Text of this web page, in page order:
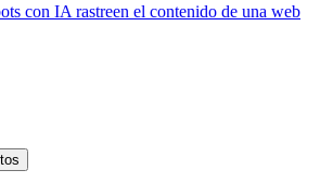
con IA rastreen el contenido de una web